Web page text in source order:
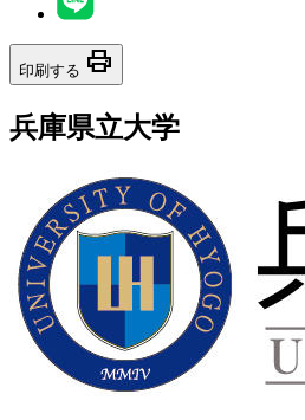
印刷する print
兵庫県立大学